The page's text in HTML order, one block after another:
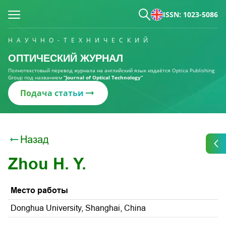
ISSN: 1023-5086
НАУЧНО-ТЕХНИЧЕСКИЙ
ОПТИЧЕСКИЙ ЖУРНАЛ
Полнотекстовый перевод журнала на английский язык издаётся Optica Publishing
Group под названием “Journal of Optical Technology“
Подача статьи
Назад
Zhou H. Y.
Место работы
Donghua University, Shanghai, China